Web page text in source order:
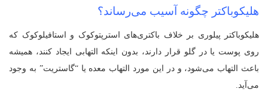
هلیکوباکتر چگونه آسیب می‌رساند؟
هلیکوباکتر پیلوری بر خلاف باکتری‌های استرپتوکوک و استافیلوکوک که
روی پوست یا در گلو قرار دارند، بدون اینکه التهابی ایجاد کنند، همیشه
باعث التهاب می‌شود، و در این مورد التهاب معده یا “گاستریت” به وجود
می‌آید.